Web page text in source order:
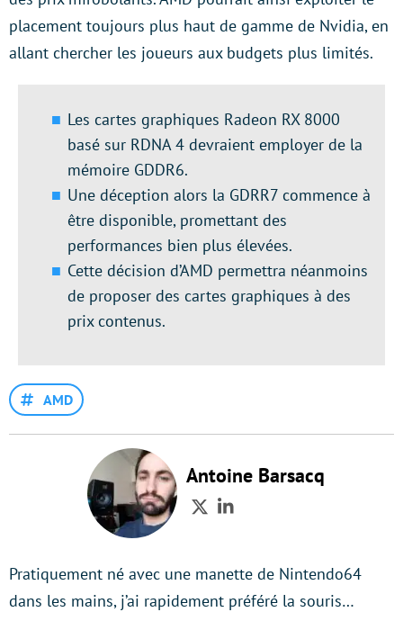
placement toujours plus haut de gamme de Nvidia, en
allant chercher les joueurs aux budgets plus limités.
Les cartes graphiques Radeon RX 8000
basé sur RDNA 4 devraient employer de la
mémoire GDDR6.
Une déception alors la GDRR7 commence à
être disponible, promettant des
performances bien plus élevées.
Cette décision d’AMD permettra néanmoins
de proposer des cartes graphiques à des
prix contenus.
AMD
Antoine Barsacq
TwitterLinkedIn
Pratiquement né avec une manette de Nintendo64
dans les mains, j’ai rapidement préféré la souris…